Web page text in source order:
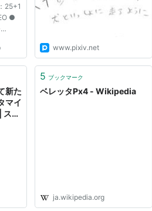
25+1
●
レ
●
プ
ン...
www.pixiv.net
新た
マイ
スラ
5 ブックマーク
ベレッタPx4 - Wikipedia
ja.wikipedia.org